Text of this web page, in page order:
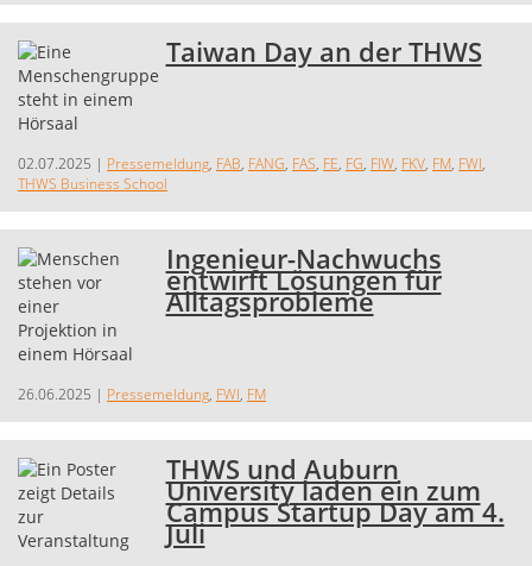
Taiwan Day an der THWS
02.07.2025 | Pressemeldung, FAB, FANG, FAS, FE, FG, FIW, FKV, FM, FWI,
THWS Business School
Ingenieur-Nachwuchs
entwirft Lösungen für
Alltagsprobleme
26.06.2025 | Pressemeldung, FWI, FM
THWS und Auburn
University laden ein zum
Campus Startup Day am 4.
Juli